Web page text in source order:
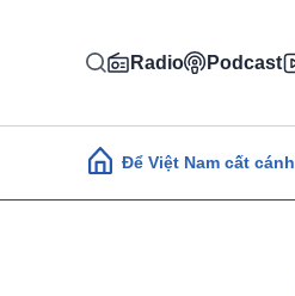
Radio Podcast
Main navigation
Để Việt Nam cất cánh